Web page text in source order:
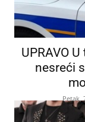
UPRAVO
nesreći
Petak,